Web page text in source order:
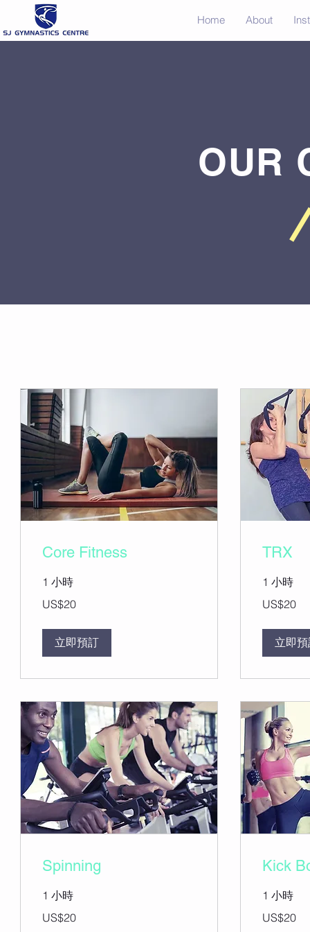
Home About
OUR
Core Fitness
1 小時
美
US$20
立即預訂
TRX
1 小時
美
US$20
立即
Spinning
1 小時
美
US$20
Kick
1 小時
美
US$20